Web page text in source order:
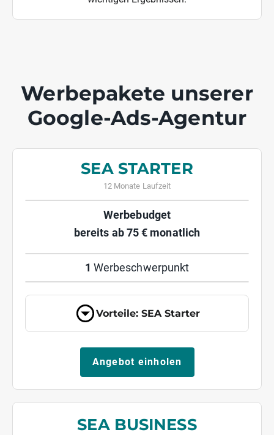
Werbepakete unserer
Google-Ads-Agentur
SEA STARTER
12 Monate Laufzeit
Werbebudget
bereits ab 75 € monatlich
1 Werbeschwerpunkt
Vorteile: SEA Starter
Angebot einholen
SEA BUSINESS